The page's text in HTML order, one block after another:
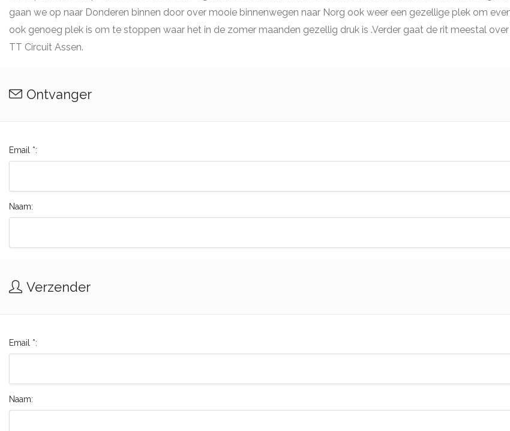
gaan we op naar Donderen binnen door over mooie binnenwegen naar Norg ook weer een gezellige plek om
ook genoeg plek is om te stoppen waar het in de zomer maanden gezellig druk is .Verder gaat de rit meestal
TT Circuit Assen.
Ontvanger
Email *:
Naam:
Verzender
Email *:
Naam: